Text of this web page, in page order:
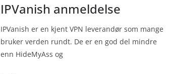
IPVanish anmeldelse
IPVanish er en kjent VPN leverandør som mange
bruker verden rundt. De er en god del mindre
enn HideMyAss og